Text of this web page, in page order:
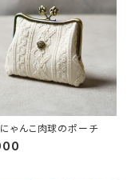
にゃんこ肉球のポーチ